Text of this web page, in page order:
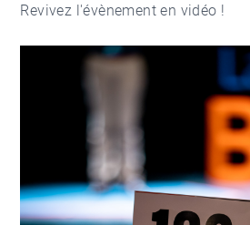
Revivez l'évènement en vidéo !